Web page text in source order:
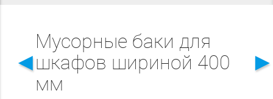
◄
Мусорные баки для
шкафов шириной 400
мм